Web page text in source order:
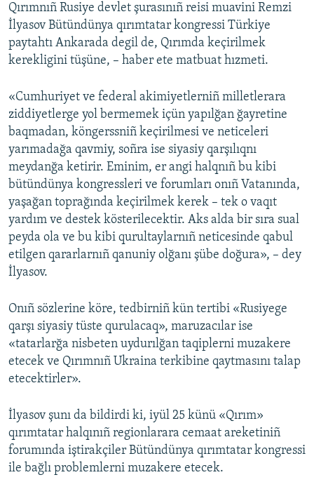
VİDEO
SÜRET
BLOGLAR
Русский
Українською
QOŞULIÑIZ!
RFE/RS bütün saytları
Qırımnıñ Rusiye devlet şurasınıñ reisi muavini Remzi
İlyasov Bütündünya qırımtatar kongressi Türkiye
paytahtı Ankarada degil de, Qırımda keçirilmek
kerekligini tüşüne, – haber ete matbuat hızmeti.
«Cumhuriyet ve federal akimiyetlerniñ milletlerara
ziddiyetlerge yol bermemek içün yapılğan ğayretine
baqmadan, köngerssniñ keçirilmesi ve neticeleri
yarımadağa qavmiy, soñra ise siyasiy qarşılıqnı
meydanğa ketirir. Eminim, er angi halqnıñ bu kibi
bütündünya kongressleri ve forumları onıñ Vatanında,
yaşağan toprağında keçirilmek kerek – tek o vaqıt
yardım ve destek kösterilecektir. Aks alda bir sıra sual
peyda ola ve bu kibi qurultaylarnıñ neticesinde qabul
etilgen qararlarnıñ qanuniy olğanı şübe doğura», – dey
İlyasov.
Onıñ sözlerine köre, tedbirniñ kün tertibi «Rusiyege
qarşı siyasiy tüste qurulacaq», maruzacılar ise
«tatarlarğa nisbeten uydurılğan taqiplerni muzakere
etecek ve Qırımnıñ Ukraina terkibine qaytmasını talap
etecektirler».
İlyasov şunı da bildirdi ki, iyül 25 künü «Qırım»
qırımtatar halqınıñ regionlarara cemaat areketiniñ
forumında iştirakçiler Bütündünya qırımtatar kongressi
ile bağlı problemlerni muzakere etecek.